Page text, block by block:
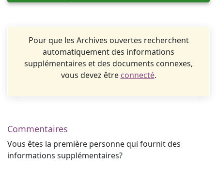
Pour que les Archives ouvertes recherchent
automatiquement des informations
supplémentaires et des documents connexes,
vous devez être connecté.
Commentaires
Vous êtes la première personne qui fournit des
informations supplémentaires?